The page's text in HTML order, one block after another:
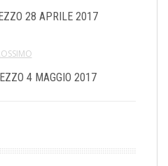
28 APRILE 2017
4 MAGGIO 2017